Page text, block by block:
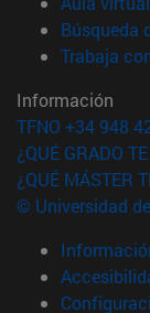
Búsqueda
Trabaja
Información
TFNO +34 948
¿QUÉ GRADO
¿QUÉ MÁSTER
© Universidad